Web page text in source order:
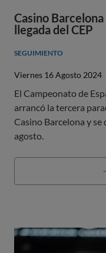
Casino
llegada del CEP
SEGUIMIENTO
Viernes 16 Agosto 2024
El Campeonato de
arrancó la tercera
Casino Barcelona y
agosto.